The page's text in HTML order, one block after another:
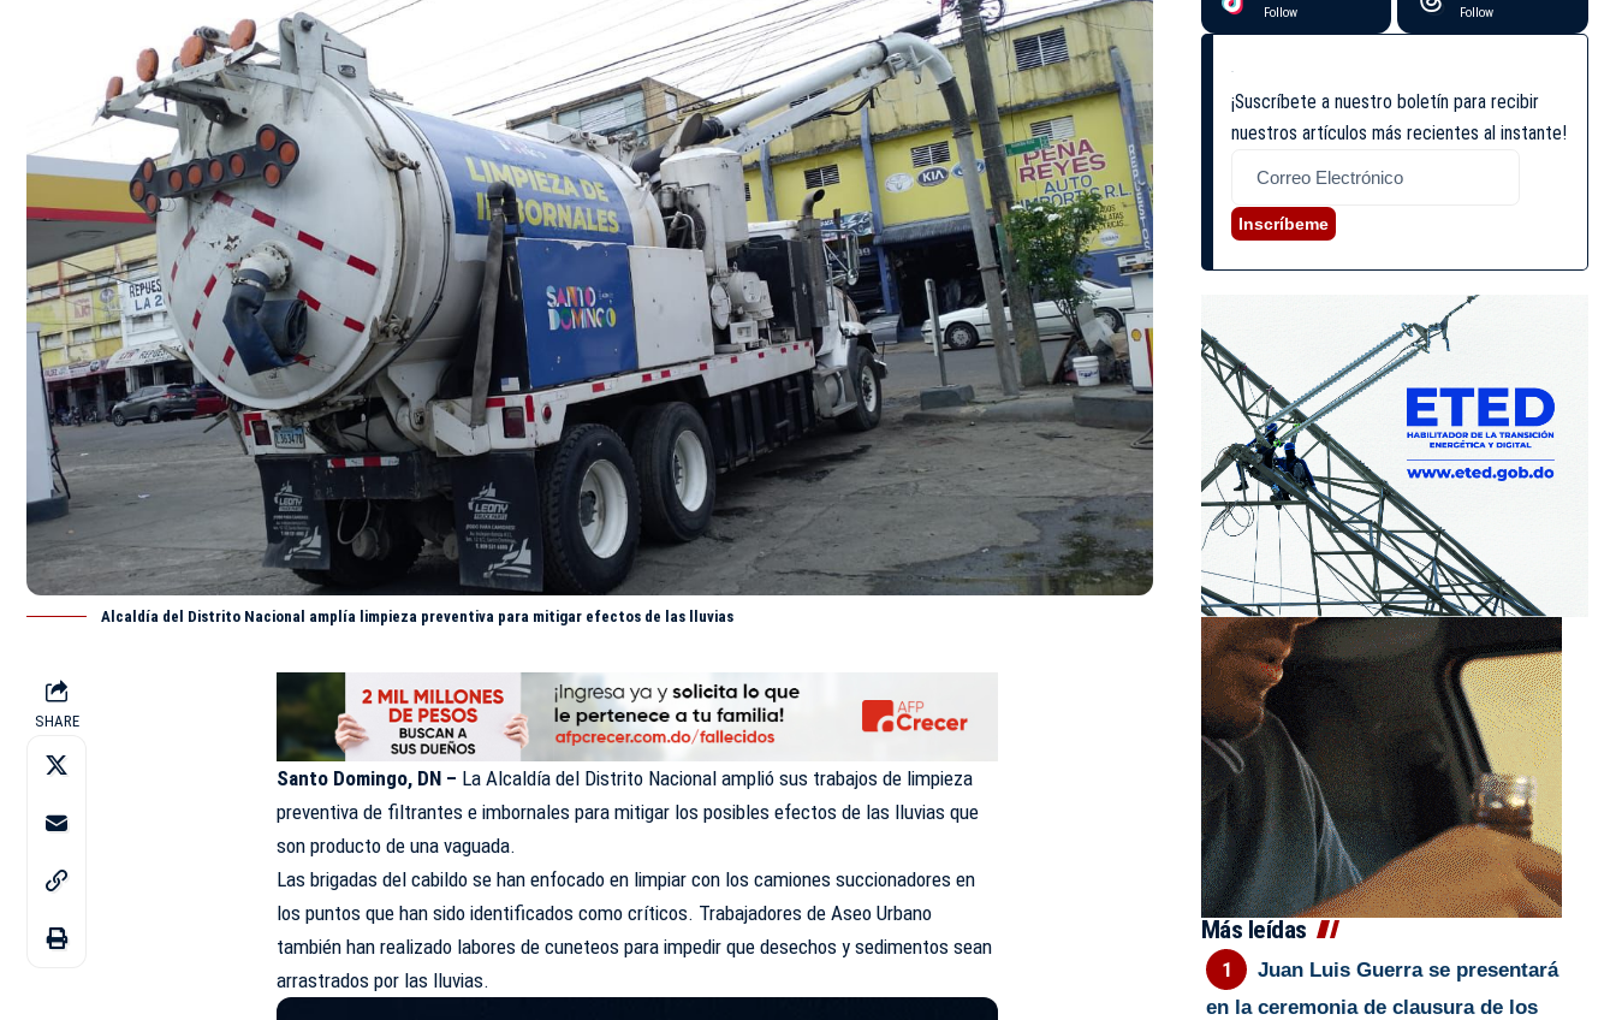
Alcaldía del Distrito Nacional amplía limpieza preventiva para mitigar efectos de las lluvias
SHARE
Santo Domingo, DN – LaAlcaldíadel Distrito Nacional amplió sus trabajos de limpieza
preventiva de filtrantes e imbornales para mitigar los posibles efectos de las lluvias que
son producto de unavaguada.
Las brigadas del cabildo se han enfocado en limpiar con los camiones succionadores en
los puntos que han sido identificados como críticos. Trabajadores de Aseo Urbano
también han realizado labores de cuneteos para impedir que desechos y sedimentos sean
arrastrados por las lluvias.
Follow Follow
¡Suscríbete a nuestro boletín para recibir
nuestros artículos más recientes al instante!
Inscríbeme
Más leídas
Juan Luis Guerra se presentará
en la ceremonia de clausura de los